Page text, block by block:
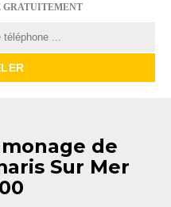
GRATUITEMENT
de
Sur Mer